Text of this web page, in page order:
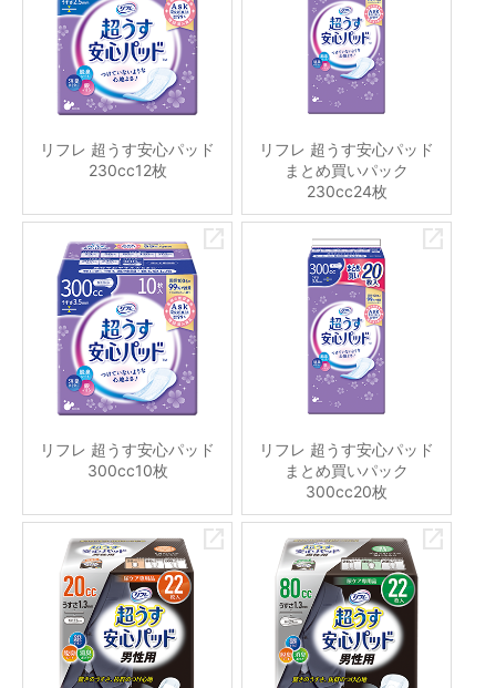
リフレ 超うす安心パッド
230cc12枚
リフレ 超うす安心パッド
まとめ買いパック
230cc24枚
リフレ 超うす安心パッド
300cc10枚
リフレ 超うす安心パッド
まとめ買いパック
300cc20枚